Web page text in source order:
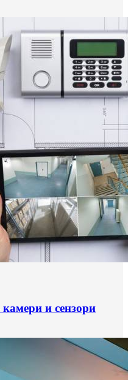
и сензори